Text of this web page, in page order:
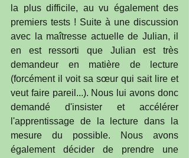
la plus difficile, au vu également des
premiers tests ! Suite à une discussion
avec la maîtresse actuelle de Julian, il
en est ressorti que Julian est très
demandeur en matière de lecture
(forcément il voit sa sœur qui sait lire et
veut faire pareil...). Nous lui avons donc
demandé d'insister et accélérer
l'apprentissage de la lecture dans la
mesure du possible. Nous avons
également décider de prendre une